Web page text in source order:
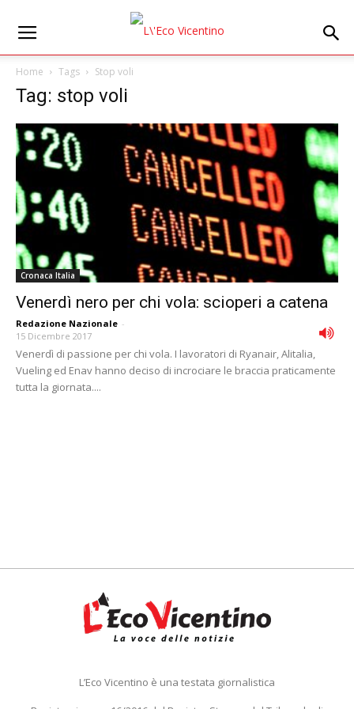
Home Tags Stop voli
Tag: stop voli
Cronaca Italia
Venerdì nero per chi vola: scioperi a catena
Redazione Nazionale -
15 Dicembre 2017
Venerdì di passione per chi vola. I lavoratori di Ryanair, Alitalia,
Vueling ed Enav hanno deciso di incrociare le braccia praticamente
tutta la giornata....
L’Eco Vicentino è una testata giornalistica